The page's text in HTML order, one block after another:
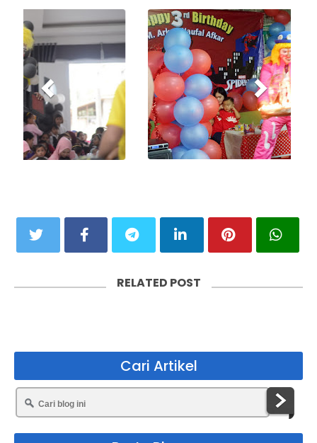
P
r
e
v
i
o
u
s
N
e
x
t
RELATED POST
Cari Artikel